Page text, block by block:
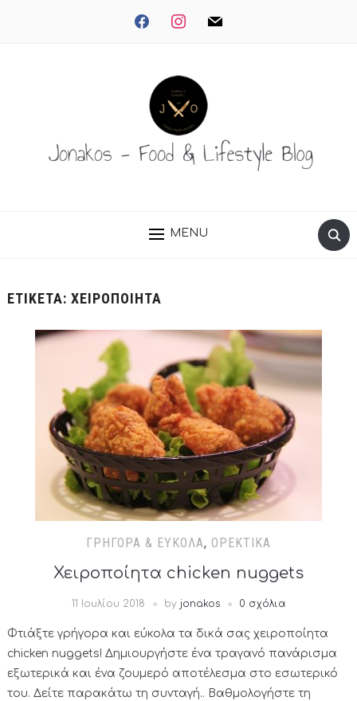
facebookinstagrammail
MENU
ΕΤΙΚΈΤΑ: ΧΕΙΡΟΠΟΊΗΤΑ
ΓΡΉΓΟΡΑ & ΕΎΚΟΛΑ, ΟΡΕΚΤΙΚΆ
Χειροποίητα chicken nuggets
11 Ιουλίου 2018 by jonakos 0 σχόλια
Φτιάξτε γρήγορα και εύκολα τα δικά σας χειροποίητα
chicken nuggets! Δημιουργήστε ένα τραγανό πανάρισμα
εξωτερικά και ένα ζουμερό αποτέλεσμα στο εσωτερικό
του. Δείτε παρακάτω τη συνταγή.. Βαθμολογήστε τη